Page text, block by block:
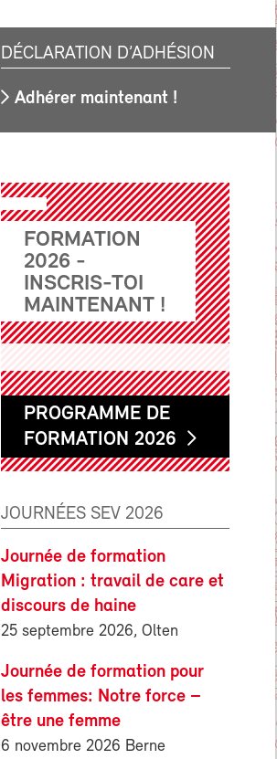
DÉCLARATION D’ADHÉSION
Adhérer maintenant !
FORMATION
2026 -
INSCRIS-TOI
MAINTENANT !
PROGRAMME DE
FORMATION 2026
JOURNÉES SEV 2026
Journée de formation
Migration : travail de care et
discours de haine
25 septembre 2026, Olten
Journée de formation pour
les femmes: Notre force –
être une femme
6 novembre 2026 Berne